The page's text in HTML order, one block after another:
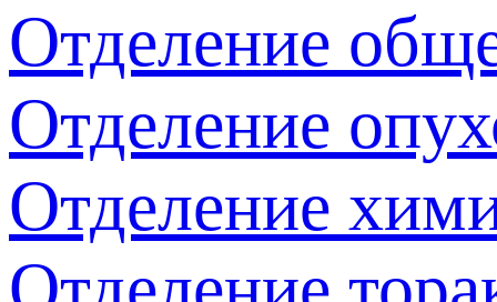
Отделение
Отделение
Отделение